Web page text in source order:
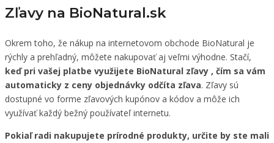
Zľavy na BioNatural.sk
Okrem toho, že nákup na internetovom obchode BioNatural je
rýchly a prehľadný, môžete nakupovať aj veľmi výhodne. Stačí,
keď pri vašej platbe využijete BioNatural zľavy , čím sa vám
automaticky z ceny objednávky odčíta zľava. Zľavy sú
dostupné vo forme zľavových kupónov a kódov a môže ich
využívať každý bežný používateľ internetu.
Pokiaľ radi nakupujete prírodné produkty, určite by ste mali